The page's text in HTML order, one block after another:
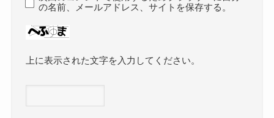
の名前、メールアドレス、サイトを保存する。
上に表示された文字を入力してください。